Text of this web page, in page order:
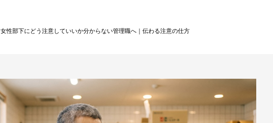
女性部下にどう注意していいか分からない管理職へ｜伝わる注意の仕方